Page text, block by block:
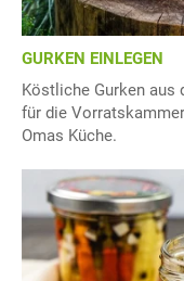
GURKEN EINLEGEN
Köstliche Gurken aus
für die
Omas Küche.